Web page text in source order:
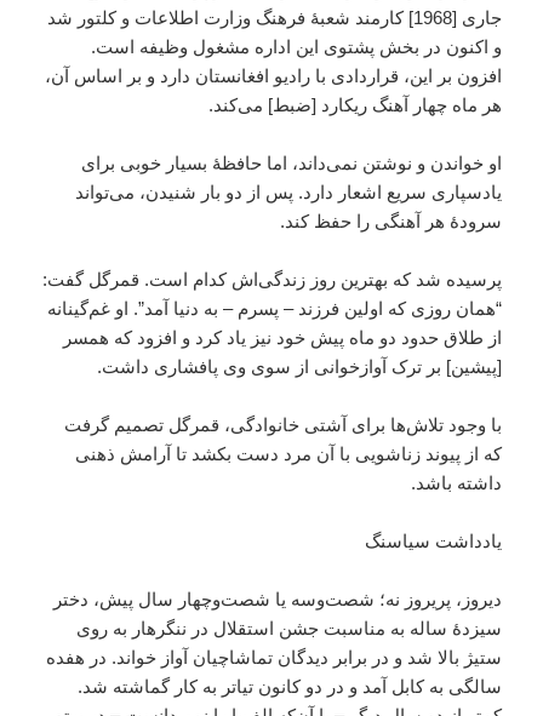
جاری [1968] کارمند شعبۀ فرهنگ وزارت اطلاعات و کلتور شد
و اکنون در بخش پشتوی این اداره مشغول وظیفه است.
افزون بر این، قراردادی با رادیو افغانستان دارد و بر اساس آن،
هر ماه چهار آهنگ ریکارد [ضبط] می‌کند.
او خواندن و نوشتن نمی‌داند، اما حافظهٔ بسیار خوبی برای
یادسپاری سریع اشعار دارد. پس از دو بار شنیدن، می‌تواند
سرودۀ هر آهنگی را حفظ کند.
پرسیده شد که بهترین روز زندگی‌اش کدام است. قمرگل گفت:
“همان روزی که اولین فرزند – پسرم – به دنیا آمد”. او غم‌گینانه
از طلاق حدود دو ماه پیش خود نیز یاد کرد و افزود که همسر
[پیشین] بر ترک آوازخوانی از سوی وی پافشاری داشت.
با وجود تلاش‌ها برای آشتی خانوادگی، قمرگل تصمیم گرفت
که از پیوند زناشویی با آن مرد دست بکشد تا آرامش ذهنی
داشته باشد.
یادداشت سیاسنگ
دیروز، پریروز نه؛ شصت‌وسه یا شصت‌وچهار سال پیش، دختر
سیزدۀ ساله به مناسبت جشن استقلال در ننگرهار به روی
ستیژ بالا شد و در برابر دیدگان تماشاچیان آواز خواند. در هفده
سالگی به کابل آمد و در دو کانون تیاتر به کار گماشته شد.